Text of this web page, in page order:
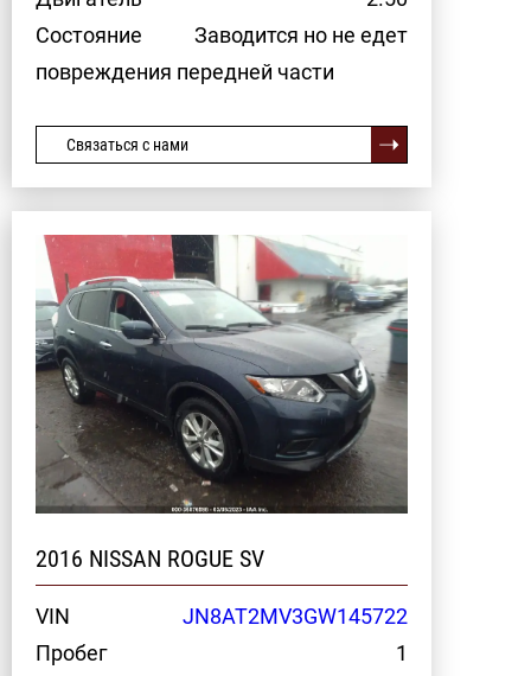
Состояние
Заводится но не едет
повреждения передней части
Связаться с нами
2016 NISSAN ROGUE SV
VIN
JN8AT2MV3GW145722
Пробег
1